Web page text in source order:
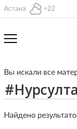
Астана +22
Вы искали все
Найдено